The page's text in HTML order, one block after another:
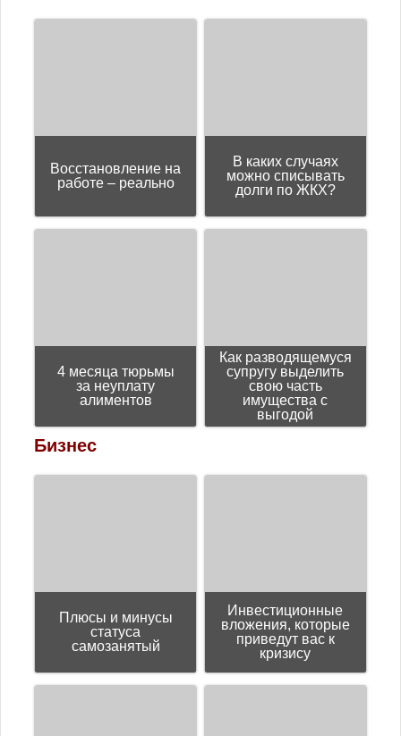
Восстановление на
работе – реально
В каких случаях
можно списывать
долги по ЖКХ?
4 месяца тюрьмы
за неуплату
алиментов
Как разводящемуся
супругу выделить
свою часть
имущества с
выгодой
Бизнес
Плюсы и минусы
статуса
самозанятый
Инвестиционные
вложения, которые
приведут вас к
кризису